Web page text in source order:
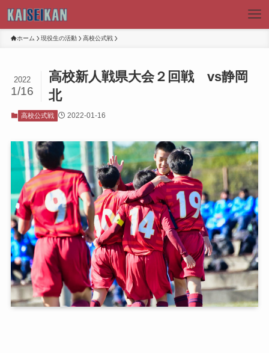
ホーム 現役生の活動 高校公式戦
高校新人戦県大会２回戦 vs静岡
北
2022
1/16
高校公式戦 2022-01-16